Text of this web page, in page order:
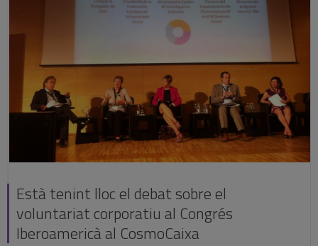
Està tenint lloc el debat sobre el
voluntariat corporatiu al Congrés
Iberoamericà al CosmoCaixa